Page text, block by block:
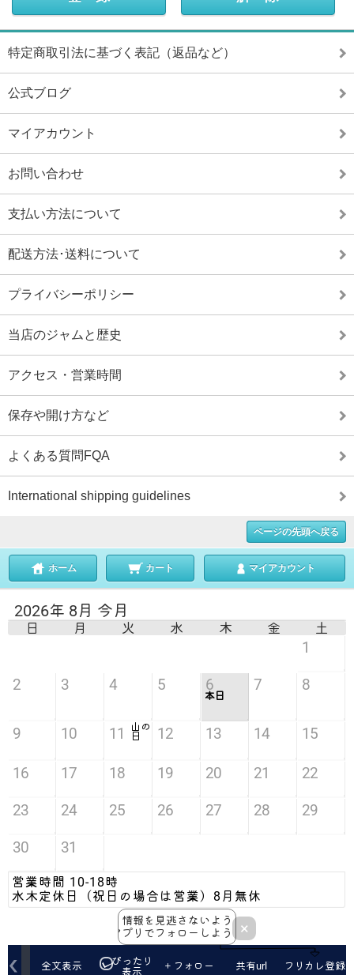
特定商取引法に基づく表記（返品など）
公式ブログ
マイアカウント
お問い合わせ
支払い方法について
配送方法･送料について
プライバシーポリシー
当店のジャムと歴史
アクセス・営業時間
保存や開け方など
よくある質問FQA
International shipping guidelines
ページの先頭へ戻る
ホーム カート マイアカウント